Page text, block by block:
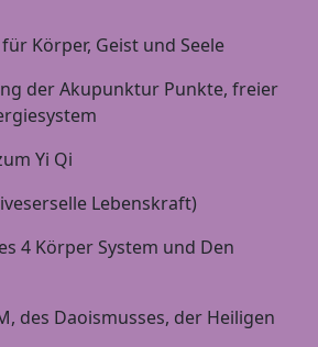
Körper, Geist und Seele
der Akupunktur Punkte, freier
Yi Qi
Lebenskraft)
4 Körper System und Den
des Daoismusses, der Heiligen